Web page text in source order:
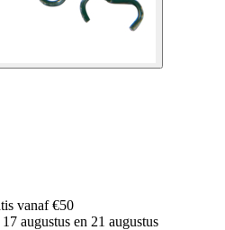
vanaf €50
augustus en 21 augustus